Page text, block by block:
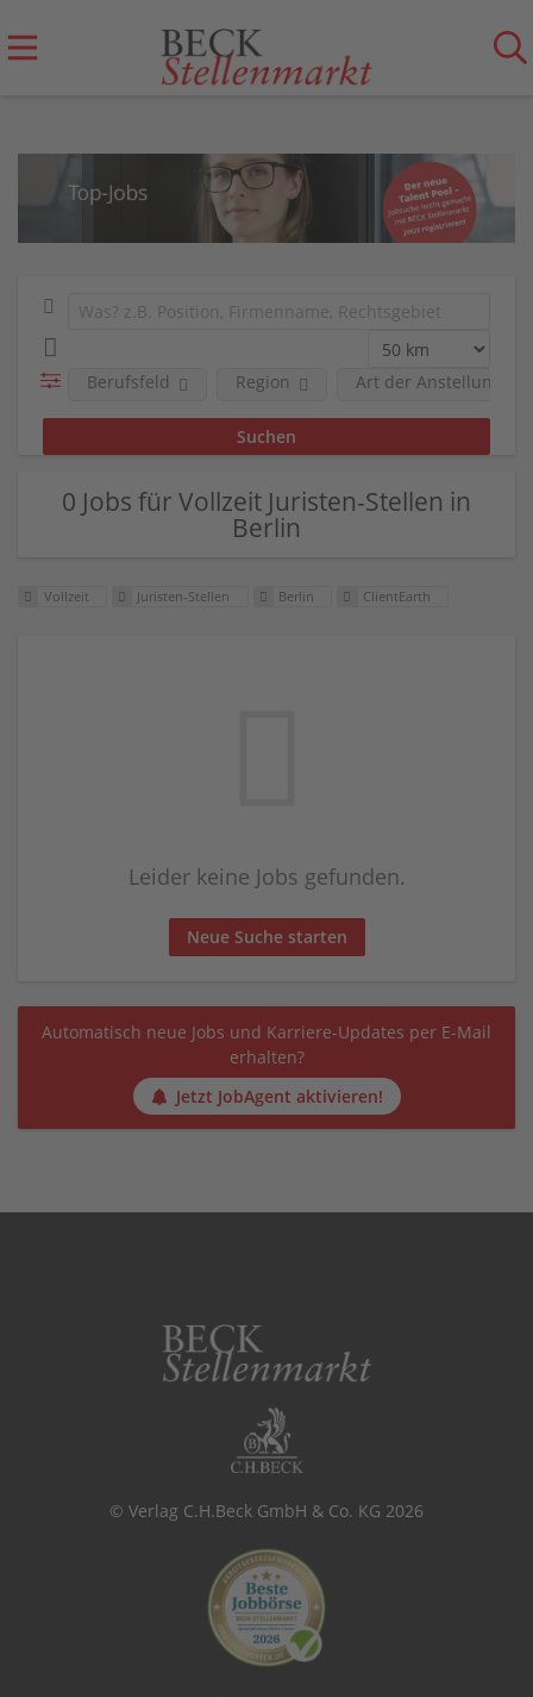
Berufsfeld Region Art der Anstellung
0 Jobs für Vollzeit Juristen-Stellen in
Berlin
Vollzeit Juristen-Stellen Berlin ClientEarth
Leider keine Jobs gefunden.
Neue Suche starten
Automatisch neue Jobs und Karriere-Updates per E-Mail
erhalten?
Jetzt JobAgent aktivieren!
© Verlag C.H.Beck GmbH & Co. KG 2026